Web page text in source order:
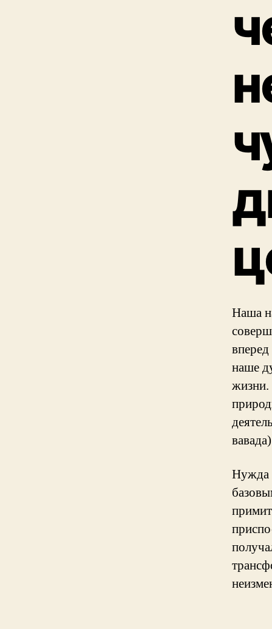
Наша
наше
жизни.
Нужда